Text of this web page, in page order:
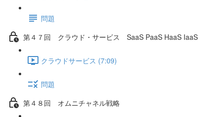
問題
第４７回 クラウド・サービス SaaS PaaS HaaS IaaS
クラウドサービス (7:09)
問題
第４８回 オムニチャネル戦略